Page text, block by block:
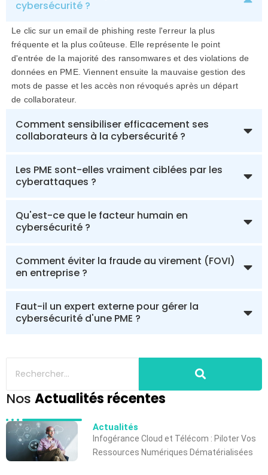
cybersécurité ?
Le clic sur un email de phishing reste l'erreur la plus
fréquente et la plus coûteuse. Elle représente le point
d'entrée de la majorité des ransomwares et des violations de
données en PME. Viennent ensuite la mauvaise gestion des
mots de passe et les accès non révoqués après un départ
de collaborateur.
Comment sensibiliser efficacement ses
collaborateurs à la cybersécurité ?
Les PME sont-elles vraiment ciblées par les
cyberattaques ?
Qu'est-ce que le facteur humain en
cybersécurité ?
Comment éviter la fraude au virement (FOVI)
en entreprise ?
Faut-il un expert externe pour gérer la
cybersécurité d'une PME ?
Nos Actualités récentes
Actualités
Infogérance Cloud et Télécom : Piloter Vos
Ressources Numériques Dématérialisées